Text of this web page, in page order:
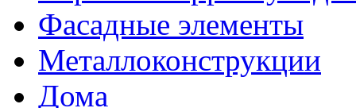
Фасадные элементы
Металлоконструкции
Дома